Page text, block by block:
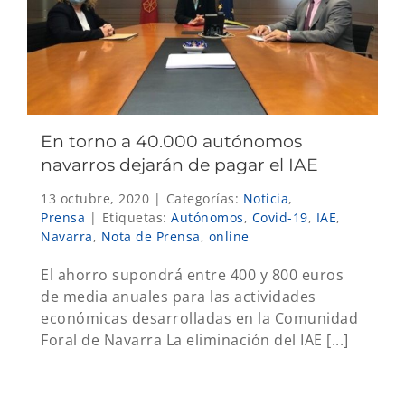
En torno a 40.000 autónomos
navarros dejarán de pagar el IAE
13 octubre, 2020 | Categorías: Noticia,
Prensa | Etiquetas: Autónomos, Covid-19, IAE,
Navarra, Nota de Prensa, online
El ahorro supondrá entre 400 y 800 euros
de media anuales para las actividades
económicas desarrolladas en la Comunidad
Foral de Navarra La eliminación del IAE [...]